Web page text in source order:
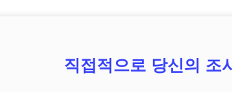
직접적으로 당신의 조